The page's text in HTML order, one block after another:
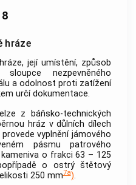
hráze
její umístění, způsob
nezpevněného
a odolnost proti zatížení
určí dokumentace.
z báňsko-technických
hráz v důlních dílech
vyplnění jámového
pásmu patrového
o frakci 63 – 125
o ostrý štětový
250 mm7a).